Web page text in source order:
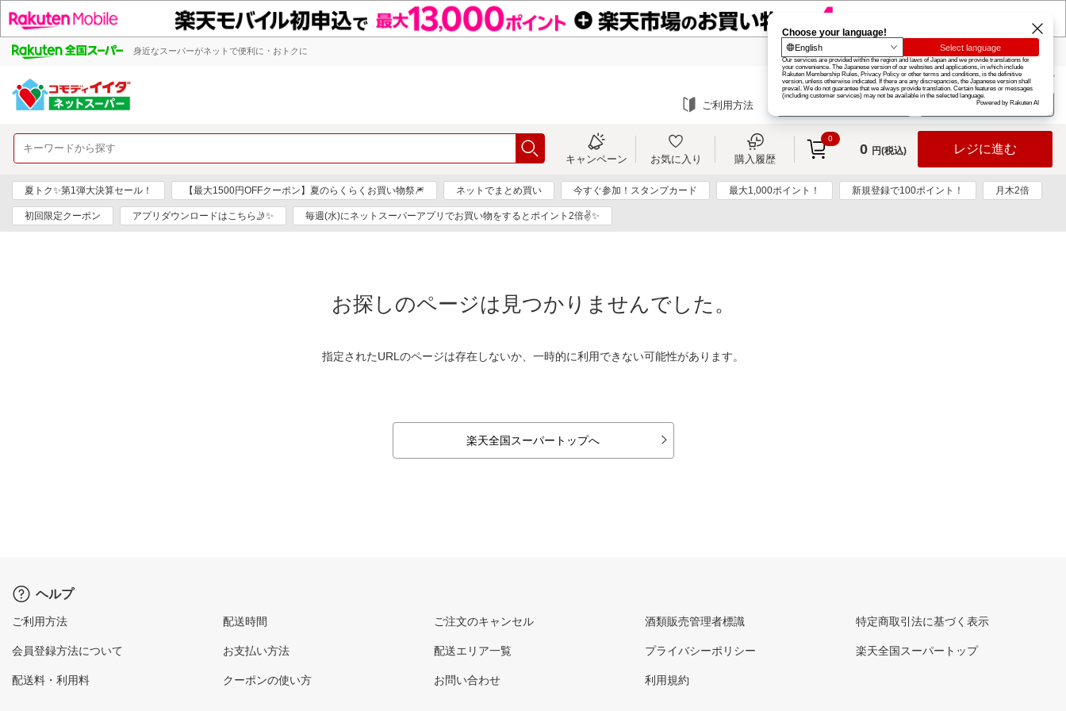
身近なスーパーがネットで便利に・おトクに 楽天グループ カード
お知らせ ヘルプ
ご利用方法 ログイン
キャンペーン お気に入り 購入履歴
0
0 円(税込) レジに進む
夏トク✨第1弾大決算セール！ 【最大1500円OFFクーポン】夏のらくらくお買い物祭🎆 ネットでまとめ買い 今すぐ参加！スタンプカード 最大1,000ポイント！ 新規登録で100ポイント！ 月木2倍
初回限定クーポン アプリダウンロードはこちら🤳✨ 毎週(水)にネットスーパーアプリでお買い物をするとポイント2倍✌✨
お探しのページは見つかりませんでした。
指定されたURLのページは存在しないか、一時的に利用できない可能性があります。
楽天全国スーパートップへ
ヘルプ
ご利用方法
会員登録方法について
配送料・利用料
配送時間
お支払い方法
クーポンの使い方
ご注文のキャンセル
配送エリア一覧
お問い合わせ
酒類販売管理者標識
プライバシーポリシー
利用規約
特定商取引法に基づく表示
楽天全国スーパートップ